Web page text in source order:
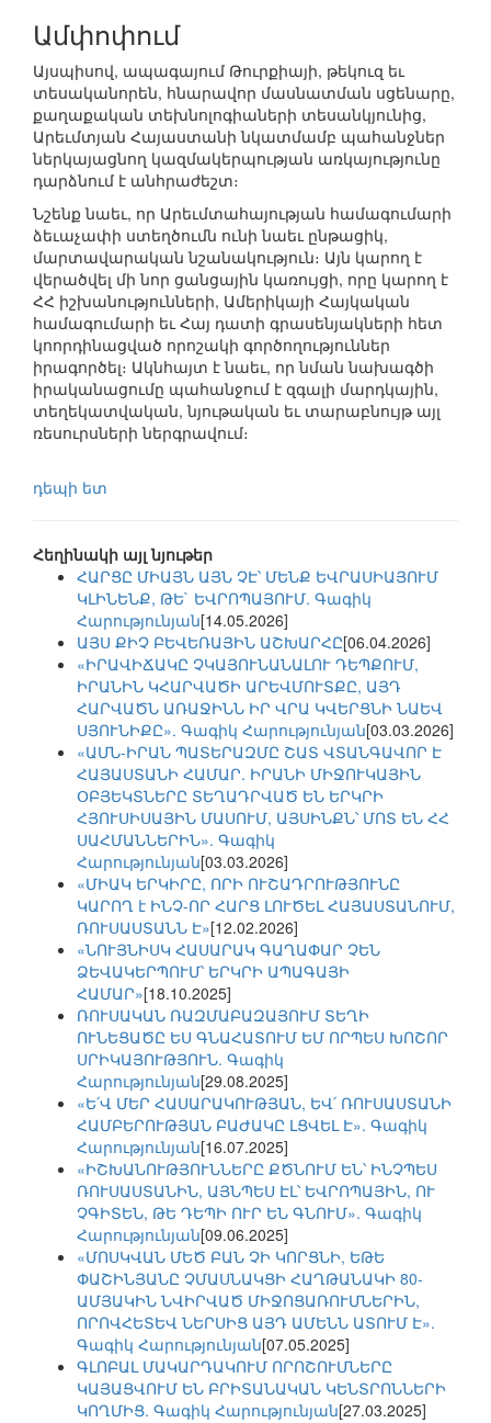
Ամփոփում
Այսպիսով, ապագայում Թուրքիայի, թեկուզ եւ
տեսականորեն, հնարավոր մասնատման սցենարը,
քաղաքական տեխնոլոգիաների տեսանկյունից,
Արեւմտյան Հայաստանի նկատմամբ պահանջներ
ներկայացնող կազմակերպության առկայությունը
դարձնում է անհրաժեշտ։
Նշենք նաեւ, որ Արեւմտահայության համագումարի
ձեւաչափի ստեղծումն ունի նաեւ ընթացիկ,
մարտավարական նշանակություն։ Այն կարող է
վերածվել մի նոր ցանցային կառույցի, որը կարող է
ՀՀ իշխանությունների, Ամերիկայի Հայկական
համագումարի եւ Հայ դատի գրասենյակների հետ
կոորդինացված որոշակի գործողություններ
իրագործել։ Ակնհայտ է նաեւ, որ նման նախագծի
իրականացումը պահանջում է զգալի մարդկային,
տեղեկատվական, նյութական եւ տարաբնույթ այլ
ռեսուրսների ներգրավում։
դեպի ետ
Հեղինակի այլ նյութեր
ՀԱՐՑԸ ՄԻԱՅՆ ԱՅՆ ՉԷ՝ ՄԵՆՔ ԵՎՐԱՍԻԱՅՈՒՄ
ԿԼԻՆԵՆՔ, ԹԵ` ԵՎՐՈՊԱՅՈՒՄ. Գագիկ
Հարությունյան[14.05.2026]
ԱՅՍ ՔԻՉ ԲԵՎԵՌԱՅԻՆ ԱՇԽԱՐՀԸ[06.04.2026]
«ԻՐԱՎԻՃԱԿԸ ՉԿԱՅՈՒՆԱՆԱԼՈՒ ԴԵՊՔՈՒՄ,
ԻՐԱՆԻՆ ԿՀԱՐՎԱԾԻ ԱՐԵՎՄՈՒՏՔԸ, ԱՅԴ
ՀԱՐՎԱԾՆ ԱՌԱՋԻՆՆ ԻՐ ՎՐԱ ԿՎԵՐՑՆԻ ՆԱԵՎ
ՍՅՈՒՆԻՔԸ». Գագիկ Հարությունյան[03.03.2026]
«ԱՄՆ-ԻՐԱՆ ՊԱՏԵՐԱԶՄԸ ՇԱՏ ՎՏԱՆԳԱՎՈՐ Է
ՀԱՅԱՍՏԱՆԻ ՀԱՄԱՐ. ԻՐԱՆԻ ՄԻՋՈՒԿԱՅԻՆ
ՕԲՅԵԿՏՆԵՐԸ ՏԵՂԱԴՐՎԱԾ ԵՆ ԵՐԿՐԻ
ՀՅՈՒՍԻՍԱՅԻՆ ՄԱՍՈՒՄ, ԱՅՍԻՆՔՆ՝ ՄՈՏ ԵՆ ՀՀ
ՍԱՀՄԱՆՆԵՐԻՆ». Գագիկ
Հարությունյան[03.03.2026]
«ՄԻԱԿ ԵՐԿԻՐԸ, ՈՐԻ ՈՒՇԱԴՐՈՒԹՅՈՒՆԸ
ԿԱՐՈՂ է ԻՆՉ-ՈՐ ՀԱՐՑ ԼՈՒԾԵԼ ՀԱՅԱՍՏԱՆՈՒՄ,
ՌՈՒՍԱՍՏԱՆՆ Է»[12.02.2026]
«ՆՈՒՅՆԻՍԿ ՀԱՍԱՐԱԿ ԳԱՂԱՓԱՐ ՉԵՆ
ՁԵՎԱԿԵՐՊՈՒՄ՝ ԵՐԿՐԻ ԱՊԱԳԱՅԻ
ՀԱՄԱՐ»[18.10.2025]
ՌՈՒՍԱԿԱՆ ՌԱԶՄԱԲԱԶԱՅՈՒՄ ՏԵՂԻ
ՈՒՆԵՑԱԾԸ ԵՍ ԳՆԱՀԱՏՈՒՄ ԵՄ ՈՐՊԵՍ ԽՈՇՈՐ
ՍՐԻԿԱՅՈՒԹՅՈՒՆ. Գագիկ
Հարությունյան[29.08.2025]
«Ե՛Վ ՄԵՐ ՀԱՍԱՐԱԿՈՒԹՅԱՆ, ԵՎ՛ ՌՈՒՍԱՍՏԱՆԻ
ՀԱՄԲԵՐՈՒԹՅԱՆ ԲԱԺԱԿԸ ԼՑՎԵԼ Է». Գագիկ
Հարությունյան[16.07.2025]
«ԻՇԽԱՆՈՒԹՅՈՒՆՆԵՐԸ ՔԾՆՈՒՄ ԵՆ՝ ԻՆՉՊԵՍ
ՌՈՒՍԱՍՏԱՆԻՆ, ԱՅՆՊԵՍ ԷԼ՝ ԵՎՐՈՊԱՅԻՆ, ՈՒ
ՉԳԻՏԵՆ, ԹԵ ԴԵՊԻ ՈՒՐ ԵՆ ԳՆՈՒՄ». Գագիկ
Հարությունյան[09.06.2025]
«ՄՈՍԿՎԱՆ ՄԵԾ ԲԱՆ ՉԻ ԿՈՐՑՆԻ, ԵԹԵ
ՓԱՇԻՆՅԱՆԸ ՉՄԱՍՆԱԿՑԻ ՀԱՂԹԱՆԱԿԻ 80-
ԱՄՅԱԿԻՆ ՆՎԻՐՎԱԾ ՄԻՋՈՑԱՌՈՒՄՆԵՐԻՆ,
ՈՐՈՎՀԵՏԵՎ ՆԵՐՍԻՑ ԱՅԴ ԱՄԵՆՆ ԱՏՈՒՄ Է».
Գագիկ Հարությունյան[07.05.2025]
ԳԼՈԲԱԼ ՄԱԿԱՐԴԱԿՈՒՄ ՈՐՈՇՈՒՄՆԵՐԸ
ԿԱՅԱՑՎՈՒՄ ԵՆ ԲՐԻՏԱՆԱԿԱՆ ԿԵՆՏՐՈՆՆԵՐԻ
ԿՈՂՄԻՑ. Գագիկ Հարությունյան[27.03.2025]